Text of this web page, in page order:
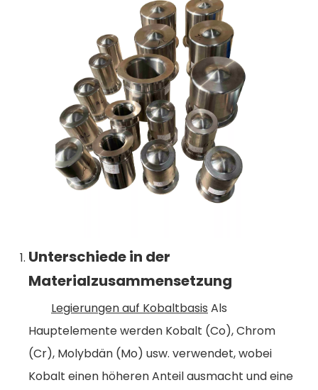
Unterschiede in der
Materialzusammensetzung
Legierungen auf Kobaltbasis Als
Hauptelemente werden Kobalt (Co), Chrom
(Cr), Molybdän (Mo) usw. verwendet, wobei
Kobalt einen höheren Anteil ausmacht und eine